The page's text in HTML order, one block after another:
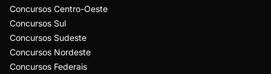
Concursos Centro-Oeste
Concursos Sul
Concursos Sudeste
Concursos Nordeste
Concursos Federais